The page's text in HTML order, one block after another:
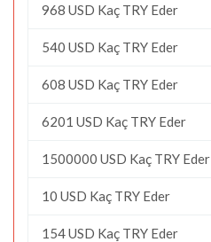
968 USD Kaç TRY Eder
540 USD Kaç TRY Eder
608 USD Kaç TRY Eder
6201 USD Kaç TRY Eder
1500000 USD Kaç TRY Eder
10 USD Kaç TRY Eder
154 USD Kaç TRY Eder